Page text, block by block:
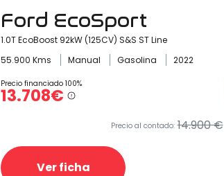
Ford EcoSport
1.0T EcoBoost 92kW (125CV) S&S ST Line
55.900 Kms
Manual Gasolina 2022
Precio financiado 100%
13.708€
Precio al contado: 14.900 €
Ver ficha